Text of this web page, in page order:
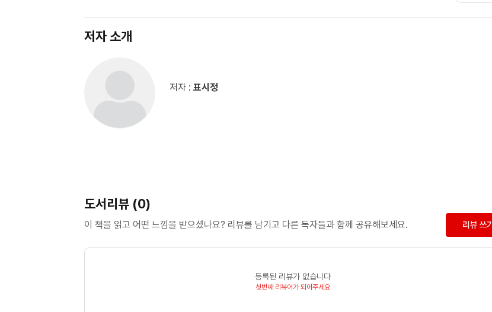
왜곡되어 온 화소를 최대한 원형에 가깝도록 되살렸습니다. 또한 "팥죽 할멈과 호랑이", "해와 달이 된 오누이",
비교하여 보다 재미있는 판본을 줄거리에 반영했습니다.
시도된 그림, 나애경, 노성빈, 전병준의 해학이 풍부한 그림 등 국내 최고 수준의 일러스트로 구성되었습니다.
작품을 감상하는 즐거움을 선사할 것입니다.
저자 소개
저자 : 표시정
도서리뷰 (0)
이 책을 읽고 어떤 느낌을 받으셨나요? 리뷰를 남기고 다른 독자들과 함께 공유해보세요. 리뷰 쓰기
등록된 리뷰가 없습니다
첫번째 리뷰어가 되어주세요